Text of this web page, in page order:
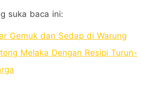
suka baca ini:
Gemuk dan Sedap di Warung
Melaka Dengan Resipi Turun-